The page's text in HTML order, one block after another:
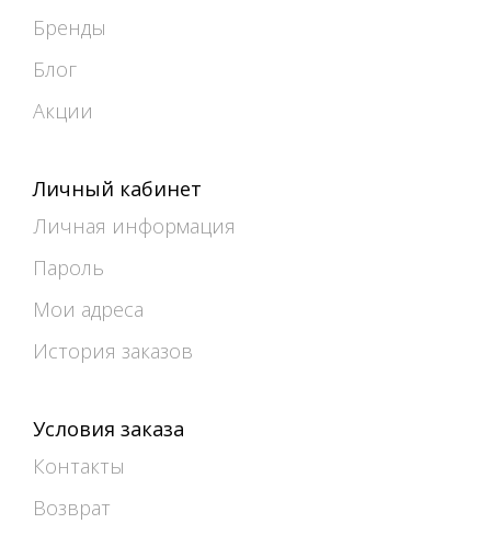
Бренды
Блог
Акции
Личный кабинет
Личная информация
Пароль
Мои адреса
История заказов
Условия заказа
Контакты
Возврат